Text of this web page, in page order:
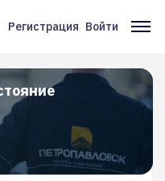
Меню
учётной
записи
пользователя
Регистрация Войти